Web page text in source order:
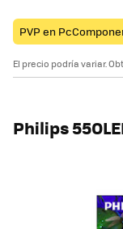
PVP en
El precio podría variar.
Philips